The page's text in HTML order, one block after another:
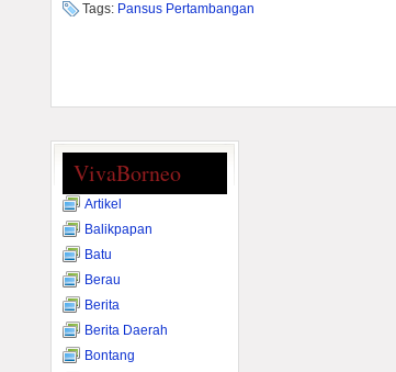
Tags: Pansus Pertambangan
VivaBorneo
Artikel
Balikpapan
Batu
Berau
Berita
Berita Daerah
Bontang